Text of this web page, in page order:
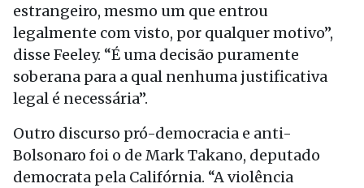
estrangeiro, mesmo um que entrou
legalmente com visto, por qualquer motivo”,
disse Feeley. “É uma decisão puramente
soberana para a qual nenhuma justificativa
legal é necessária”.
Outro discurso pró-democracia e anti-
Bolsonaro foi o de Mark Takano, deputado
democrata pela Califórnia. “A violência